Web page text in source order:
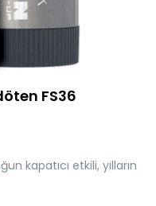
FS36
kapatıcı etkili, yılların